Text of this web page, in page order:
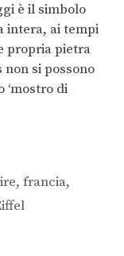
è il simbolo
intera, ai tempi
propria pietra
si possono
di
,francia,